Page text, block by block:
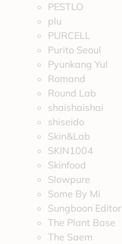
PESTLO
plu
PURCELL
Purito Seoul
Pyunkang Yul
Romand
Round Lab
shaishaishai
shiseido
Skin&Lab
SKIN1004
Skinfood
Slowpure
Some By Mi
Sungboon Editor
The Plant Base
The Saem